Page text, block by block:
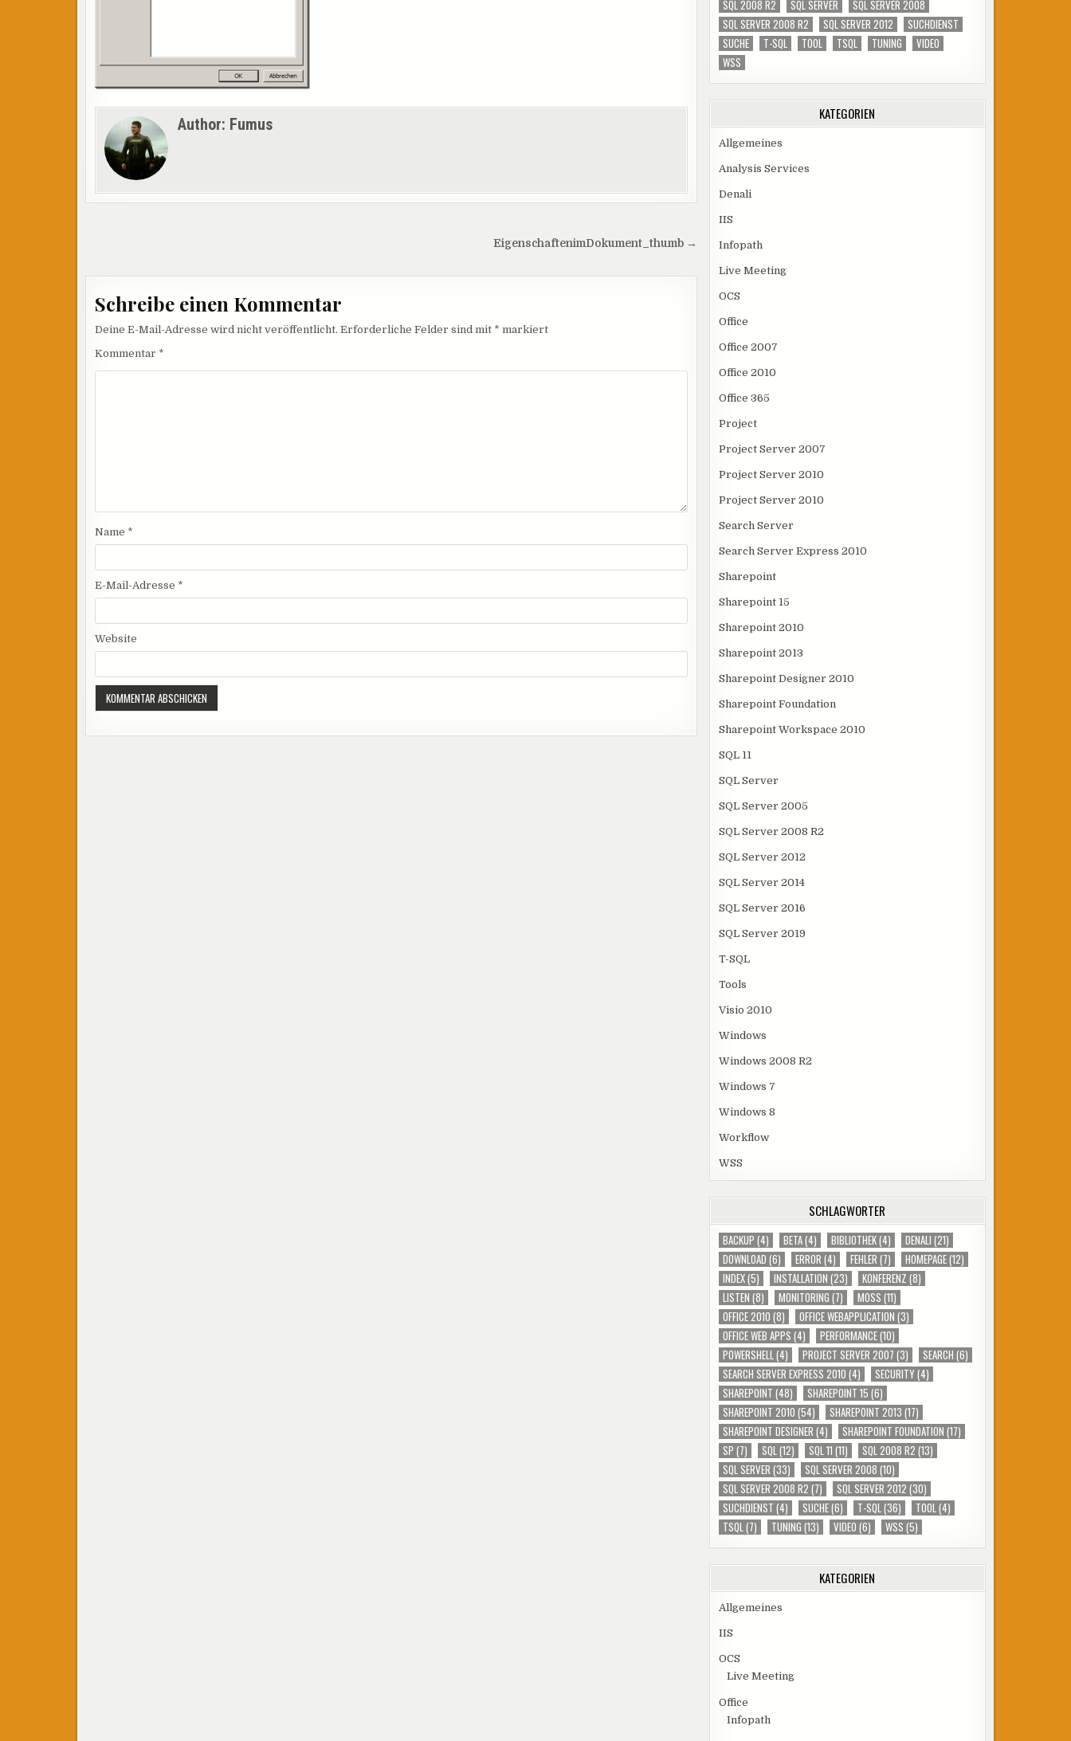
Author: Fumus
EigenschaftenimDokument_thumb →
Schreibe einen Kommentar
Deine E-Mail-Adresse wird nicht veröffentlicht. Erforderliche Felder sind mit * markiert
Kommentar *
Name *
E-Mail-Adresse *
Website
SQL 2008 R2
SQL SERVER
SQL SERVER 2008
SQL SERVER 2008 R2
SQL SERVER 2012
SUCHDIENST
SUCHE
T-SQL TOOL TSQL TUNING
VIDEO
WSS
KATEGORIEN
Allgemeines
Analysis Services
Denali
IIS
Infopath
Live Meeting
OCS
Office
Office 2007
Office 2010
Office 365
Project
Project Server 2007
Project Server 2010
Project Server 2010
Search Server
Search Server Express 2010
Sharepoint
Sharepoint 15
Sharepoint 2010
Sharepoint 2013
Sharepoint Designer 2010
Sharepoint Foundation
Sharepoint Workspace 2010
SQL 11
SQL Server
SQL Server 2005
SQL Server 2008 R2
SQL Server 2012
SQL Server 2014
SQL Server 2016
SQL Server 2019
T-SQL
Tools
Visio 2010
Windows
Windows 2008 R2
Windows 7
Windows 8
Workflow
WSS
SCHLAGWÖRTER
BACKUP (4) BETA(4) BIBLIOTHEK(4) DENALI (21)
DOWNLOAD (6) ERROR (4) FEHLER (7) HOMEPAGE(12)
INDEX(5) INSTALLATION (23) KONFERENZ (8)
LISTEN (8) MONITORING (7) MOSS (11)
OFFICE 2010 (8) OFFICE WEBAPPLICATION (3)
OFFICE WEB APPS (4) PERFORMANCE(10)
POWERSHELL(4) PROJECT SERVER 2007 (3) SEARCH (6)
SEARCH SERVER EXPRESS 2010 (4) SECURITY(4)
SHAREPOINT (48) SHAREPOINT 15 (6)
SHAREPOINT 2010 (54) SHAREPOINT 2013 (17)
SHAREPOINT DESIGNER (4) SHAREPOINT FOUNDATION (17)
SP (7) SQL(12) SQL 11 (11) SQL 2008 R2 (13)
SQL SERVER (33) SQL SERVER 2008 (10)
SQL SERVER 2008 R2 (7) SQL SERVER 2012 (30)
SUCHDIENST (4) SUCHE(6) T-SQL(36) TOOL(4)
TSQL(7) TUNING (13) VIDEO (6) WSS (5)
KATEGORIEN
Allgemeines
IIS
OCS
Live Meeting
Office
Infopath